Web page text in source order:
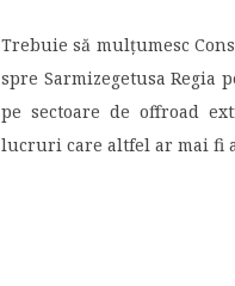
Trebuie să mulțumesc
spre Sarmizegetusa Regia
pe sectoare de offroad
lucruri care altfel ar mai fi